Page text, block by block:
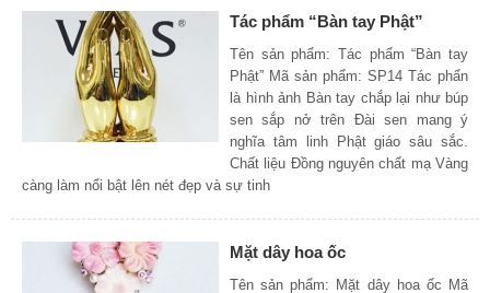
Tác phẩm “Bàn tay Phật”
Tên sản phẩm: Tác phẩm “Bàn tay
Phật” Mã sản phẩm: SP14 Tác phẩn
là hình ảnh Bàn tay chắp lại như búp
sen sắp nở trên Đài sen mang ý
nghĩa tâm linh Phật giáo sâu sắc.
Chất liệu Đồng nguyên chất mạ Vàng
càng làm nổi bật lên nét đẹp và sự tinh
Mặt dây hoa ốc
Tên sản phẩm: Mặt dây hoa ốc Mã